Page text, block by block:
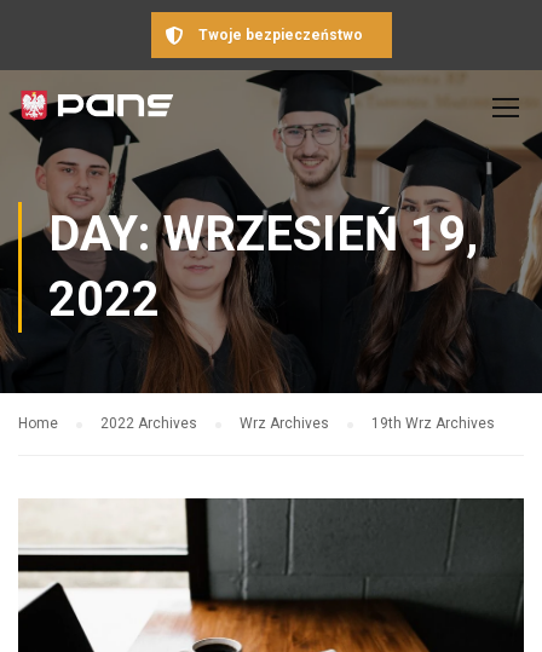
Twoje bezpieczeństwo
DAY: WRZESIEŃ 19,
2022
Home 2022 Archives Wrz Archives 19th Wrz Archives